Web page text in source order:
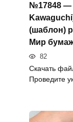
№17848 —
(шаблон)
Мир
82
Скачать
Проведите